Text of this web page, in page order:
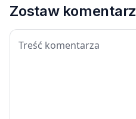
Zostaw komentarz